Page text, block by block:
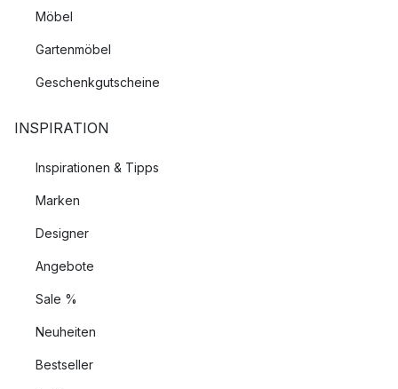
Möbel
Gartenmöbel
Geschenkgutscheine
INSPIRATION
Inspirationen & Tipps
Marken
Designer
Angebote
Sale %
Neuheiten
Bestseller